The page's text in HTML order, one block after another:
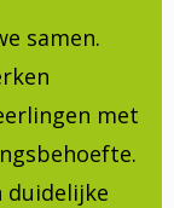
samen.
met
duidelijke